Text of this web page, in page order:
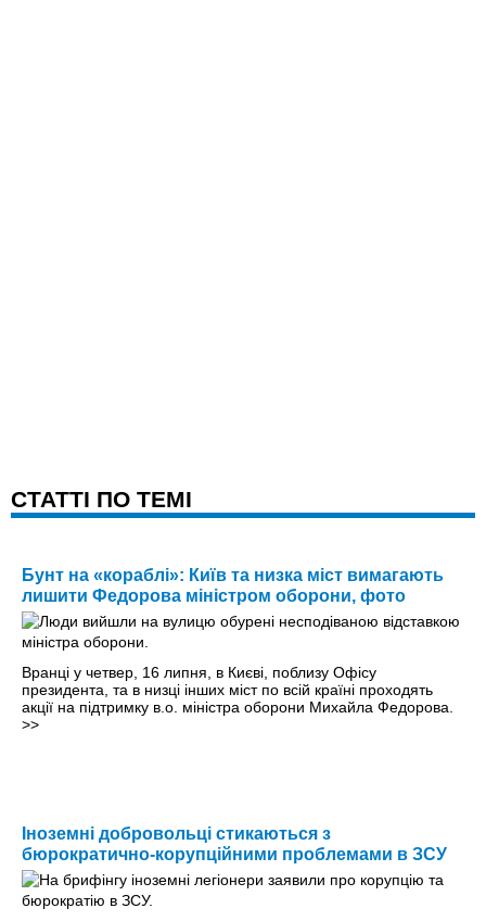
CТАТТІ ПО ТЕМІ
Бунт на «кораблі»: Київ та низка міст вимагають
лишити Федорова міністром оборони, фото
Вранці у четвер, 16 липня, в Києві, поблизу Офісу
президента, та в низці інших міст по всій країні проходять
акції на підтримку в.о. міністра оборони Михайла Федорова.
>>
Іноземні добровольці стикаються з
бюрократично-корупційними проблемами в ЗСУ